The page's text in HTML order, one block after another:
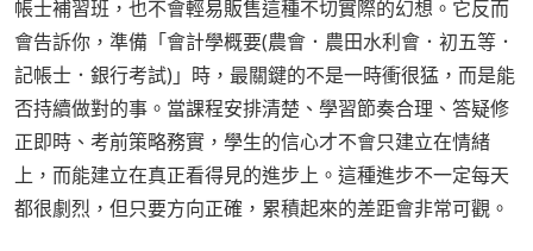
帳士補習班，也不會輕易販售這種不切實際的幻想。它反而
會告訴你，準備「會計學概要(農會．農田水利會．初五等．
記帳士．銀行考試)」時，最關鍵的不是一時衝很猛，而是能
否持續做對的事。當課程安排清楚、學習節奏合理、答疑修
正即時、考前策略務實，學生的信心才不會只建立在情緒
上，而能建立在真正看得見的進步上。這種進步不一定每天
都很劇烈，但只要方向正確，累積起來的差距會非常可觀。